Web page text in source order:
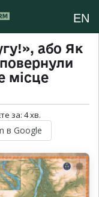
EN
або Як
місце
за: 4хв.
в Google